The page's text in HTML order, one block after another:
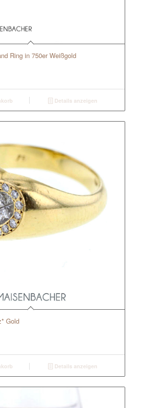
Ring in 750er Weißgold
Details anzeigen
Gold
Details anzeigen